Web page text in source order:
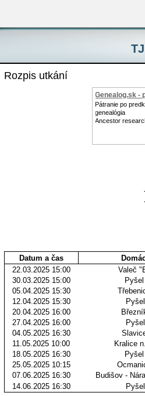
Rozpis utkání
Genealog.sk -
Pátranie po
genealógia
Ancestor
Datum a čas
22.03.2025 15:00
Valeč
30.03.2025 15:00
Pyšel
05.04.2025 15:30
12.04.2025 15:30
Pyšel
20.04.2025 16:00
27.04.2025 16:00
Pyšel
04.05.2025 16:30
11.05.2025 10:00
Kralice
18.05.2025 16:30
Pyšel
25.05.2025 10:15
07.06.2025 16:30
Budišov -
14.06.2025 16:30
Pyšel